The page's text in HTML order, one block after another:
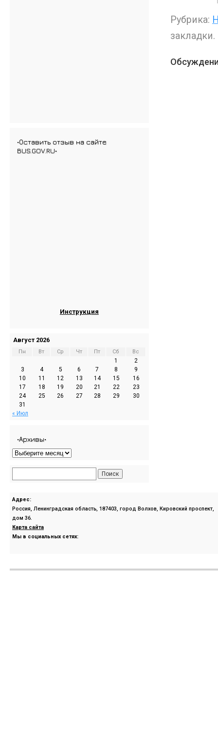
Рубрика:
закладки.
•Оставить отзыв на сайте
BUS.GOV.RU•
Инструкция
Август 2026
Пн Вт Ср Чт Пт Сб Вс
1
2
3
4 5 6 7 8
9
10
11 12 13 14 15
16
17
18 19 20 21 22
23
24
25 26 27 28 29
30
31
« Июл
•Архивы•
Адрес:
Россия, Ленинградская область, 187403, город Волхов, Кировский проспект,
дом 36.
Карта сайта
Мы в социальных сетях: